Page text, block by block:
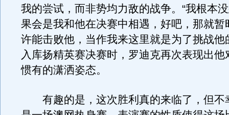
我的尝试，而非势均力敌的战争。“我根本
果会是我和他在决赛中相遇，好吧，那就暂
许能击败他，当作我来这里就是为了挑战他
入库扬精英赛决赛时，罗迪克再次表现出他
惯有的潇洒姿态。
有趣的是，这次胜利真的来临了，但不